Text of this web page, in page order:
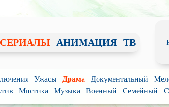
СЕРИАЛЫ АНИМАЦИЯ ТВ
Ужасы Драма Документальный
Мистика Музыка Военный Семейный